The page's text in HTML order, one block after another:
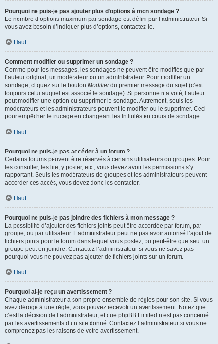
Pourquoi ne puis-je pas ajouter plus d’options à mon sondage ?
Le nombre d’options maximum par sondage est défini par l’administrateur. Si
vous avez besoin d’indiquer plus d’options, contactez-le.
Haut
Comment modifier ou supprimer un sondage ?
Comme pour les messages, les sondages ne peuvent être modifiés que par
l’auteur original, un modérateur ou un administrateur. Pour modifier un
sondage, cliquez sur le bouton Modifierdu premier message du sujet (c’est
toujours celui auquel est associé le sondage). Si personne n’a voté, l’auteur
peut modifier une option ou supprimer le sondage. Autrement, seuls les
modérateurs et les administrateurs peuvent le modifier ou le supprimer. Ceci
pour empêcher le trucage en changeant les intitulés en cours de sondage.
Haut
Pourquoi ne puis-je pas accéder à un forum ?
Certains forums peuvent être réservés à certains utilisateurs ou groupes. Pour
les consulter, les lire, y poster, etc., vous devez avoir les permissions s’y
rapportant. Seuls les modérateurs de groupes et les administrateurs peuvent
accorder ces accès, vous devez donc les contacter.
Haut
Pourquoi ne puis-je pas joindre des fichiers à mon message ?
La possibilité d’ajouter des fichiers joints peut être accordée par forum, par
groupe, ou par utilisateur. L’administrateur peut ne pas avoir autorisé l’ajout de
fichiers joints pour le forum dans lequel vous postez, ou peut-être que seul un
groupe peut en joindre. Contactez l’administrateur si vous ne savez pas
pourquoi vous ne pouvez pas ajouter de fichiers joints sur un forum.
Haut
Pourquoi ai-je reçu un avertissement ?
Chaque administrateur a son propre ensemble de règles pour son site. Si vous
avez dérogé à une règle, vous pouvez recevoir un avertissement. Notez que
c’est la décision de l’administrateur, et que phpBB Limited n’est pas concerné
par les avertissements d’un site donné. Contactez l’administrateur si vous ne
comprenez pas les raisons de votre avertissement.